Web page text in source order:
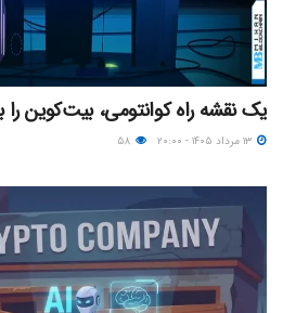
یک نقشه راه کوانتومی، بیت‌کوین را